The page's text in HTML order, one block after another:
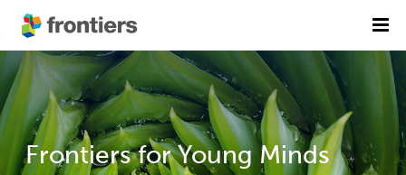
首页
期刊列表
精选潜力期刊
前沿专刊
Frontiers for Young Minds